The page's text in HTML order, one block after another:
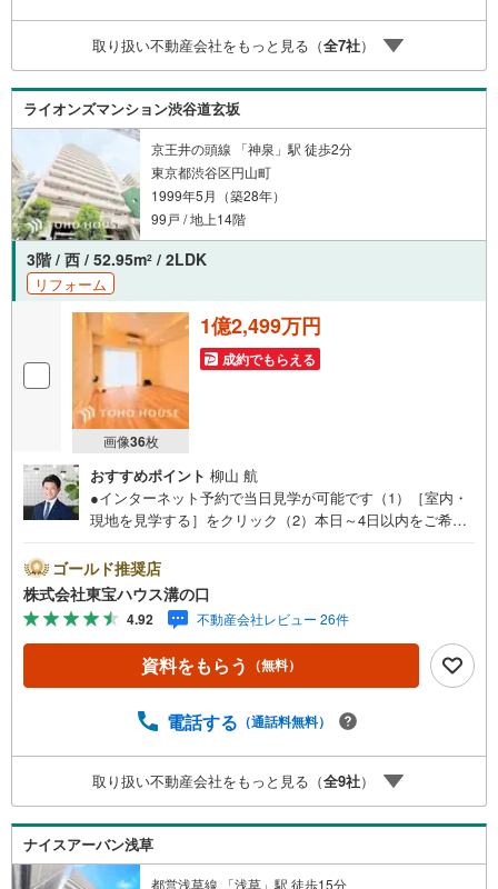
はありません。専属FPがお引渡し後も一生涯お守りしま
す。 Yahoo！不動産キャンペーン対象店舗 当店でのご成約
でPayPayボーナスがもらえるキャンペーン対象です！※必
ずYahoo！ JAPAN IDでログインの上お問い合わせくださ
い。
取り扱い不動産会社をもっと見る（全7社）
ライオンズマンション渋谷道玄坂
京王井の頭線 「神泉」駅 徒歩2分
東京都渋谷区円山町
1999年5月（築28年）
99戸 / 地上14階
3階 / 西 / 52.95m2 / 2LDK
リフォーム
画像36枚
1億2,499万円
成約でもらえる
おすすめポイント 柳山 航
●インターネット予約で当日見学が可能です（1）［室内・
現地を見学する］をクリック（2）本日～4日以内をご希望
い！●10:00～21:00はお電話でのお問い合わせがスムーズで
す。【Yahoo！ 不動産キャンペーン対象店舗】当店で物件
を成約するとPayPayポイントがもらえる「Yahoo！不動産
物件ご成約キャンペーン」の対象になります。「資料をも
らう」「見学予約をする」ボタンからお問い合わせくださ
い。※必ずYahoo！ JAPAN IDでログインしてください。※P
客様からのお言葉に感謝してこれからも楽しく素敵なお家
らまずは、お気軽に東宝ハウス溝の口に相談してみません
か？何も決まっていなくて大丈夫！まずはお客様の夢をお
聞かせ下さい！未来の「不安」を「安心」に変える「未来
カレンダー」もご来店時に好評です。スタッフ一同いつで
もお客様のお問合せをお待ちしております。
ゴールド推奨店
株式会社東宝ハウス溝の口
4.92 不動産会社レビュー 26件
資料をもらう （無料）
電話する （通話料無料）
取り扱い不動産会社をもっと見る（全9社）
ナイスアーバン浅草
都営浅草線 「浅草」駅 徒歩15分